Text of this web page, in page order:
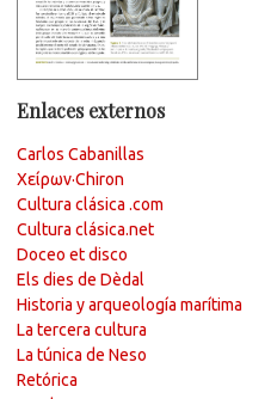
Enlaces externos
Carlos Cabanillas
Χείρων·Chiron
Cultura clásica .com
Cultura clásica.net
Doceo et disco
Els dies de Dèdal
Historia y arqueología marítima
La tercera cultura
La túnica de Neso
Retórica